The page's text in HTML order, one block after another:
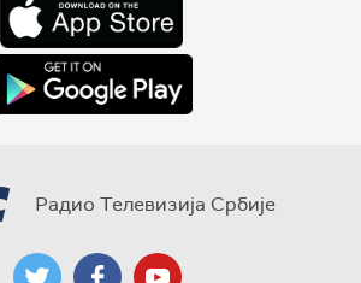
Радио Телевизија Србије